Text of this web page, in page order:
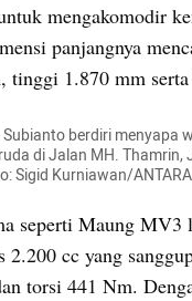
mengakomodir
panjangnya
tinggi 1.870 mm
berdiri menyapa
di Jalan MH. Thamrin,
Sigid Kurniawan/ANTARA
seperti Maung MV3
2.200 cc yang
torsi 441 Nm.